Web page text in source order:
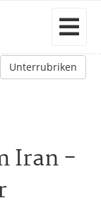
Unterrubriken
Iran -